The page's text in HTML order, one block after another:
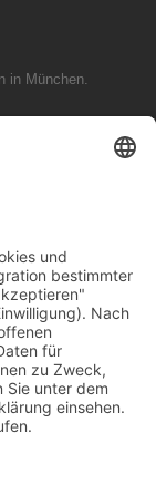
in München.
München
in Bayern steht
direkt bei uns im
vor
(Oftmals
München, Studio